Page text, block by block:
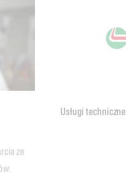
ze
Usługi techniczne